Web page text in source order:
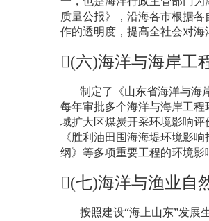
质量公报》，沿海各市根据
作的透明度，提高全社会对海
(六)海洋与海岸工
制定了《山东省海洋与海
每年审批多个海洋与海岸工
域扩大区煤炭开采环境影响评
《胜利油田围海海堤环境影
纲》等多项重要工程的环境影
(七)海洋与渔业自
按照建设“海上山东”发展